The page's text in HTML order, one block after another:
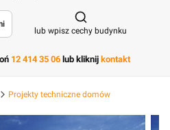
Otwórz
lub wpisz cechy budynku
12 414 35 06 lub kliknij kontakt
Projekty techniczne domów